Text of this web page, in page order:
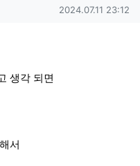
작성일
2024.07.11 23:12
생각 되면
서